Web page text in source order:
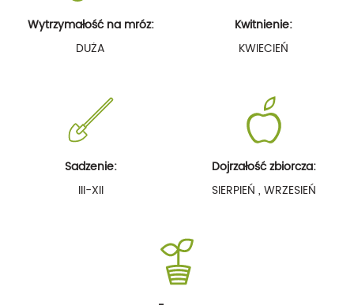
Wytrzymałość na mróz:
DUŻA
Kwitnienie:
KWIECIEŃ
Sadzenie:
III-XII
Dojrzałość zbiorcza:
SIERPIEŃ , WRZESIEŃ